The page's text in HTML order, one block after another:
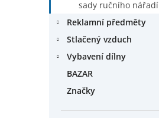
sady ručního nářadí
Reklamní předměty
Stlačený vzduch
Vybavení dílny
BAZAR
Značky